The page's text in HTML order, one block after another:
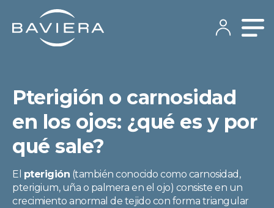
Pterigión o carnosidad
en los ojos: ¿qué es y por
qué sale?
El pterigión (también conocido como carnosidad,
pterigium, uña o palmera en el ojo) consiste en un
crecimiento anormal de tejido con forma triangular